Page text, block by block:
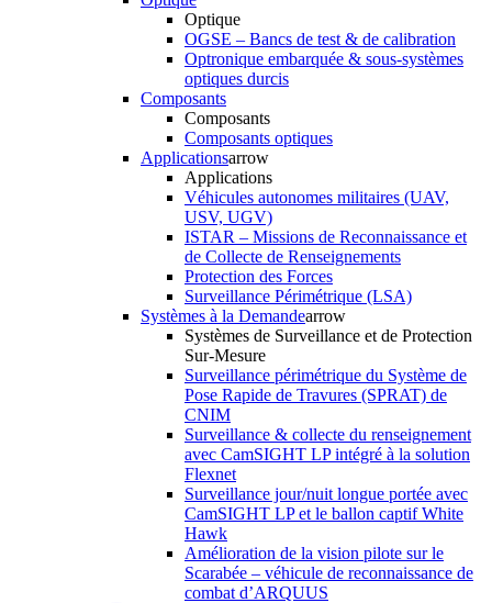
Optique
OGSE – Bancs de test & de calibration
Optronique embarquée & sous-systèmes
optiques durcis
Composants
Composants
Composants optiques
Applicationsarrow
Applications
Véhicules autonomes militaires (UAV,
USV, UGV)
ISTAR – Missions de Reconnaissance et
de Collecte de Renseignements
Protection des Forces
Surveillance Périmétrique (LSA)
Systèmes à la Demandearrow
Systèmes de Surveillance et de Protection
Sur-Mesure
Surveillance périmétrique du Système de
Pose Rapide de Travures (SPRAT) de
CNIM
Surveillance & collecte du renseignement
avec CamSIGHT LP intégré à la solution
Flexnet
Surveillance jour/nuit longue portée avec
CamSIGHT LP et le ballon captif White
Hawk
Amélioration de la vision pilote sur le
Scarabée – véhicule de reconnaissance de
combat d’ARQUUS